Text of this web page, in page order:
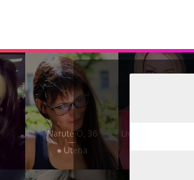
Narutė O, 36
—
● Utena
Livija Usciauskiene,